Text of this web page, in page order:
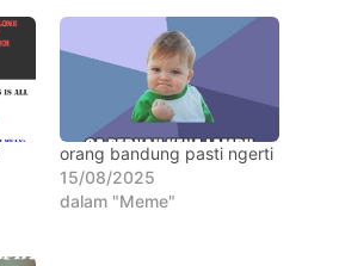
orang bandung pasti ngerti
15/08/2025
dalam "Meme"